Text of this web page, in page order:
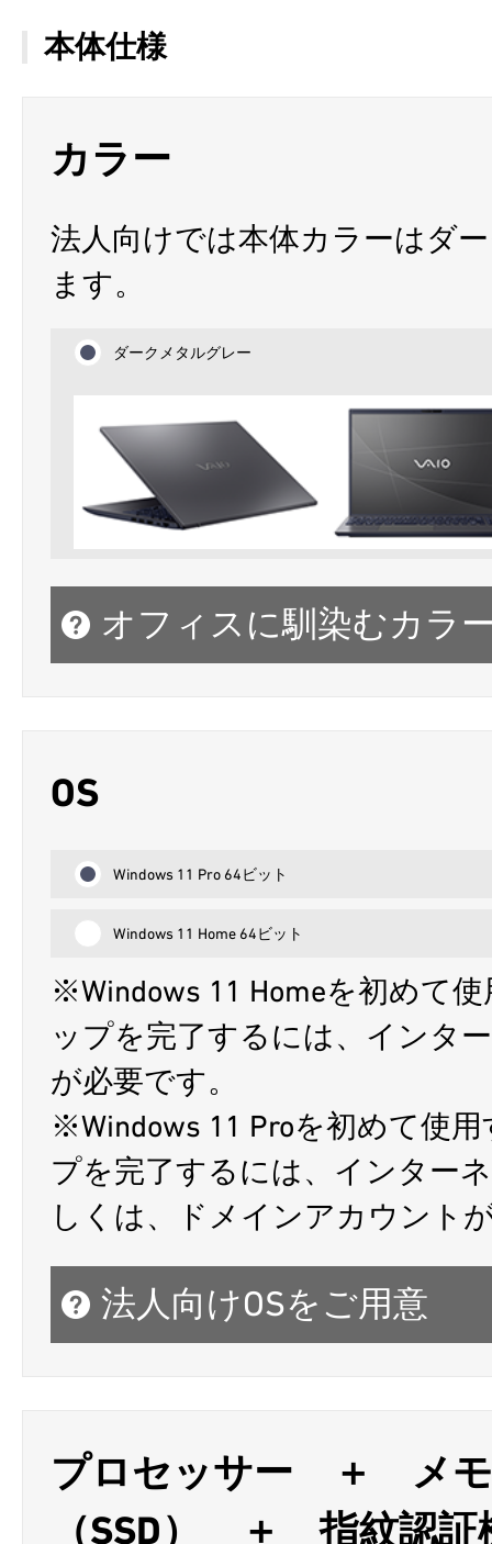
本体仕様
カラー
法人向けでは本体カラーはダ
ます。
ダークメタルグレー
オフィスに馴染むカラ
OS
Windows 11 Pro 64ビット
Windows 11 Home 64ビット
※Windows 11 Homeを初めて
ップを完了するには、インタ
が必要です。
※Windows 11 Proを初めて使
プを完了するには、インター
しくは、ドメインアカウント
法人向けOSをご用意
プロセッサー ＋ メ
（SSD） ＋ 指紋認証